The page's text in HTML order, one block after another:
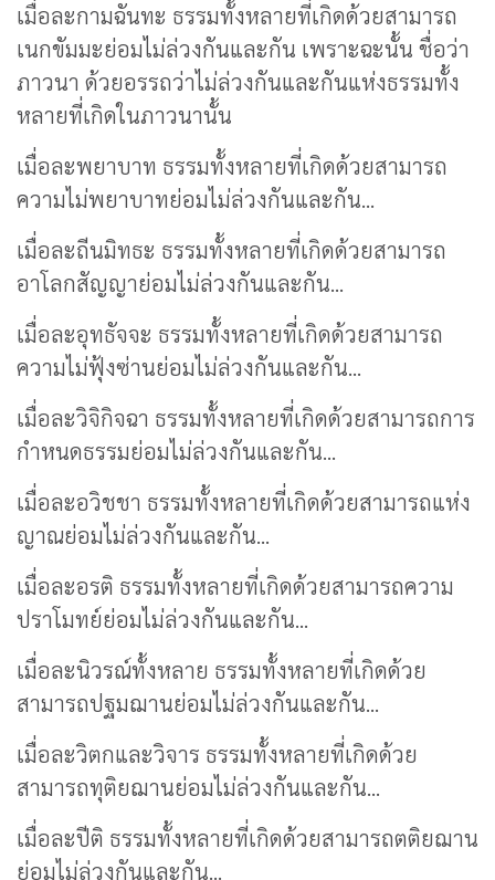
เมื่อละกามฉันทะ ธรรมทั้งหลายที่เกิดด้วยสามารถ
เนกขัมมะย่อมไม่ล่วงกันและกัน เพราะฉะนั้น ชื่อว่า
ภาวนา ด้วยอรรถว่าไม่ล่วงกันและกันแห่งธรรมทั้ง
หลายที่เกิดในภาวนานั้น
เมื่อละพยาบาท ธรรมทั้งหลายที่เกิดด้วยสามารถ
ความไม่พยาบาทย่อมไม่ล่วงกันและกัน...
เมื่อละถีนมิทธะ ธรรมทั้งหลายที่เกิดด้วยสามารถ
อาโลกสัญญาย่อมไม่ล่วงกันและกัน...
เมื่อละอุทธัจจะ ธรรมทั้งหลายที่เกิดด้วยสามารถ
ความไม่ฟุ้งซ่านย่อมไม่ล่วงกันและกัน...
เมื่อละวิจิกิจฉา ธรรมทั้งหลายที่เกิดด้วยสามารถการ
กำหนดธรรมย่อมไม่ล่วงกันและกัน...
เมื่อละอวิชชา ธรรมทั้งหลายที่เกิดด้วยสามารถแห่ง
ญาณย่อมไม่ล่วงกันและกัน...
เมื่อละอรติ ธรรมทั้งหลายที่เกิดด้วยสามารถความ
ปราโมทย์ย่อมไม่ล่วงกันและกัน...
เมื่อละนิวรณ์ทั้งหลาย ธรรมทั้งหลายที่เกิดด้วย
สามารถปฐมฌานย่อมไม่ล่วงกันและกัน...
เมื่อละวิตกและวิจาร ธรรมทั้งหลายที่เกิดด้วย
สามารถทุติยฌานย่อมไม่ล่วงกันและกัน...
เมื่อละปีติ ธรรมทั้งหลายที่เกิดด้วยสามารถตติยฌาน
ย่อมไม่ล่วงกันและกัน...